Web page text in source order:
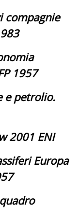
compagnie
1957
e petrolio.
2001 ENI
Europa